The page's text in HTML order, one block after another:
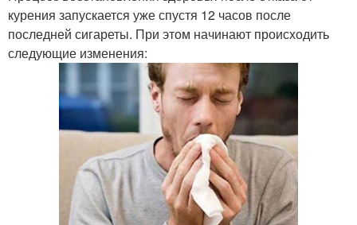
курения запускается уже спустя 12 часов после
последней сигареты. При этом начинают происходить
следующие изменения: